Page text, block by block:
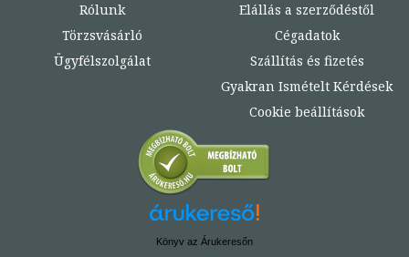
Rólunk
Törzsvásárló
Ügyfélszolgálat
Elállás a szerződéstől
Cégadatok
Szállítás és fizetés
Gyakran Ismételt Kérdések
Cookie beállítások
Könyv az Árukeresőn